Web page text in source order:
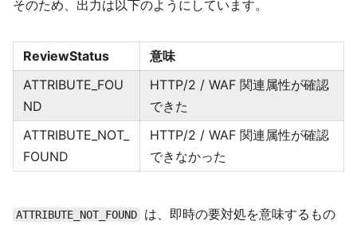
そのため、出力は以下のようにしています。
ReviewStatus
意味
ATTRIBUTE_FOU
ND
HTTP/2 / WAF 関連属性が確認
できた
ATTRIBUTE_NOT_
FOUND
HTTP/2 / WAF 関連属性が確認
できなかった
ATTRIBUTE_NOT_FOUND
は、即時の要対処を意味するもの